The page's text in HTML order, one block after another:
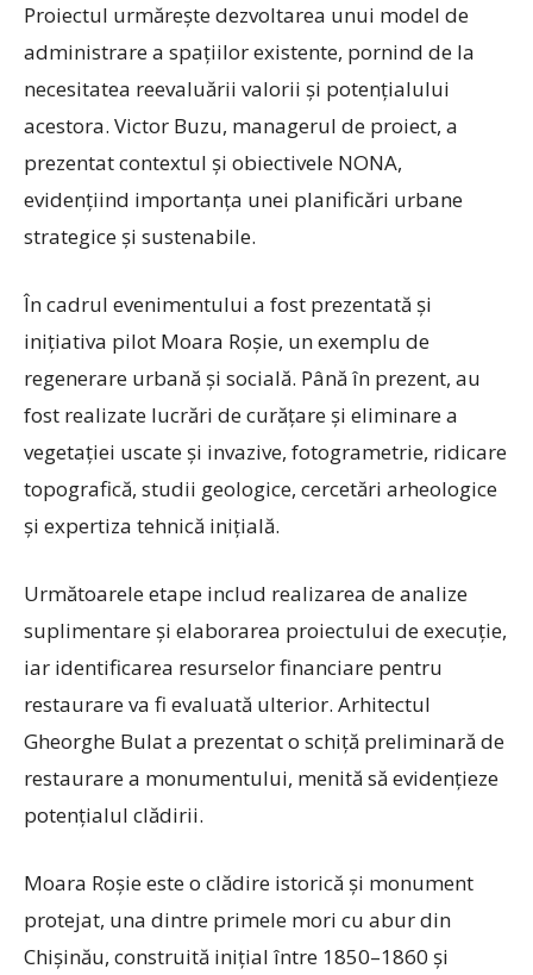
Proiectul urmărește dezvoltarea unui model de
administrare a spațiilor existente, pornind de la
necesitatea reevaluării valorii și potențialului
acestora. Victor Buzu, managerul de proiect, a
prezentat contextul și obiectivele NONA,
evidențiind importanța unei planificări urbane
strategice și sustenabile.
În cadrul evenimentului a fost prezentată și
inițiativa pilot Moara Roșie, un exemplu de
regenerare urbană și socială. Până în prezent, au
fost realizate lucrări de curățare și eliminare a
vegetației uscate și invazive, fotogrametrie, ridicare
topografică, studii geologice, cercetări arheologice
și expertiza tehnică inițială.
Următoarele etape includ realizarea de analize
suplimentare și elaborarea proiectului de execuție,
iar identificarea resurselor financiare pentru
restaurare va fi evaluată ulterior. Arhitectul
Gheorghe Bulat a prezentat o schiță preliminară de
restaurare a monumentului, menită să evidențieze
potențialul clădirii.
Moara Roșie este o clădire istorică și monument
protejat, una dintre primele mori cu abur din
Chișinău, construită inițial între 1850–1860 și